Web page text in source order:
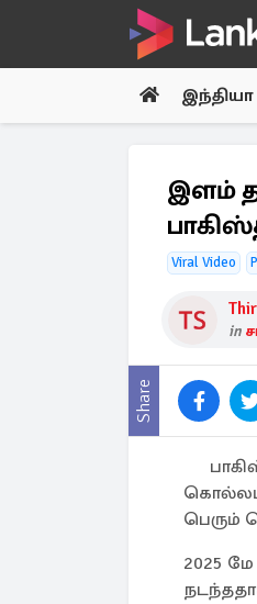
இந்தியா
இளம்
Viral Video
in
Share
பெரும்
2025